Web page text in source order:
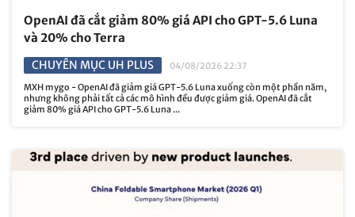
OpenAI đã cắt giảm 80% giá API cho GPT-5.6 Luna
và 20% cho Terra
CHUYÊN MỤC UH PLUS
04/08/2026 22:37
MXH mygo - OpenAI đã giảm giá GPT-5.6 Luna xuống còn một phần năm,
nhưng không phải tất cả các mô hình đều được giảm giá. OpenAI đã cắt
giảm 80% giá API cho GPT-5.6 Luna ...